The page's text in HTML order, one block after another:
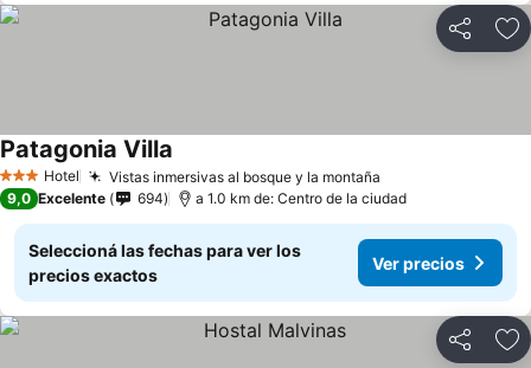
Compartir
3 Estrellas
Hotel Vistas inmersivas al bosque y la montaña
Patagonia Villa
9,0 Excelente 694 a 1.0 km de: Centro de la ciudad
Seleccioná las fechas para ver los
precios exactos
Ver precios
Compartir